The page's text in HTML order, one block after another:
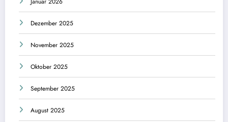
Dezember 2025
November 2025
Oktober 2025
September 2025
August 2025